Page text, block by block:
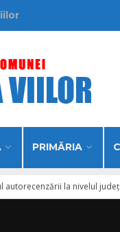
PRIMĂRIA
autorecenzării la nivelul